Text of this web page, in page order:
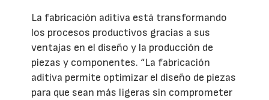
La fabricación aditiva está transformando
los procesos productivos gracias a sus
ventajas en el diseño y la producción de
piezas y componentes. “La fabricación
aditiva permite optimizar el diseño de piezas
para que sean más ligeras sin comprometer